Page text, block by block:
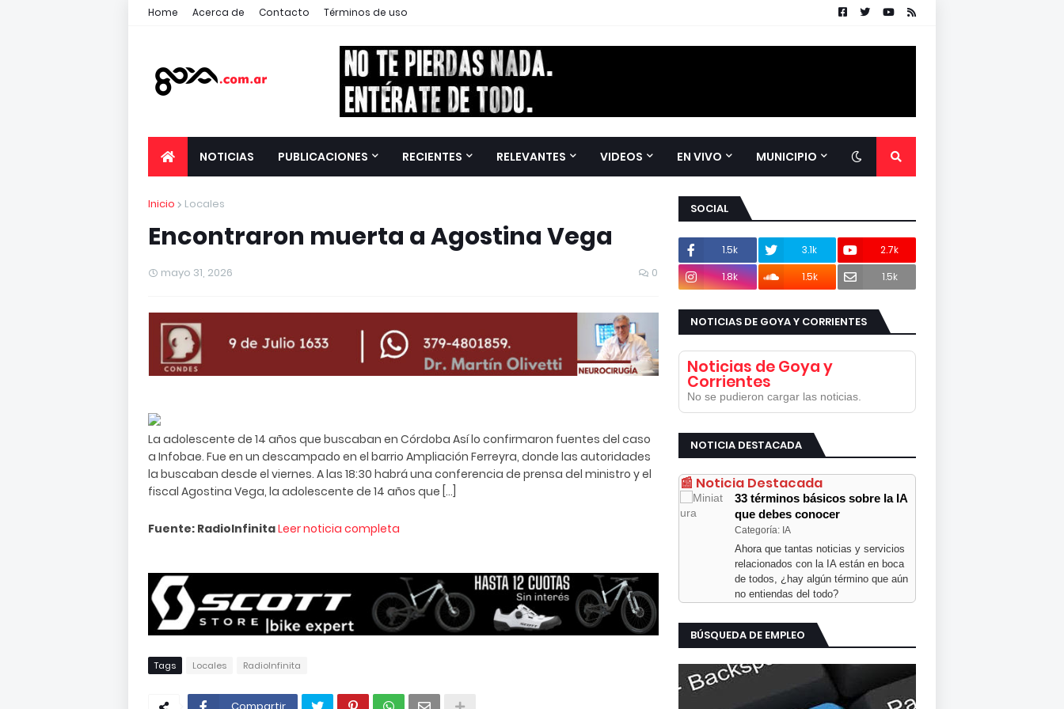
Home Acerca de Contacto Términos de uso
NOTICIAS PUBLICACIONES RECIENTES RELEVANTES VIDEOS EN VIVO MUNICIPIO
Inicio Locales
Encontraron muerta a Agostina Vega
mayo 31, 2026 0
La adolescente de 14 años que buscaban en Córdoba Así lo confirmaron fuentes del caso
a Infobae. Fue en un descampado en el barrio Ampliación Ferreyra, donde las autoridades
la buscaban desde el viernes. A las 18:30 habrá una conferencia de prensa del ministro y el
fiscal Agostina Vega, la adolescente de 14 años que […]
Fuente: RadioInfinitaLeer noticia completa
Tags Locales RadioInfinita
SOCIAL
1.5k 3.1k
2.7k
1.8k
1.5k 1.5k
NOTICIAS DE GOYA Y CORRIENTES
Noticias de Goya y
Corrientes
No se pudieron cargar las noticias.
NOTICIA DESTACADA
📰 Noticia Destacada
33 términos básicos sobre la IA
que debes conocer
Categoría: IA
Ahora que tantas noticias y servicios
relacionados con la IA están en boca
de todos, ¿hay algún término que aún
no entiendas del todo?
BÚSQUEDA DE EMPLEO